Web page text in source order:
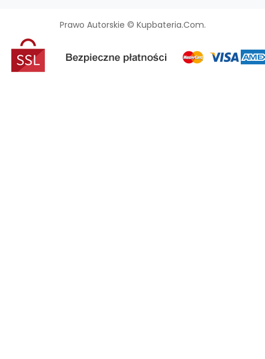
Prawo Autorskie © Kupbateria.com.